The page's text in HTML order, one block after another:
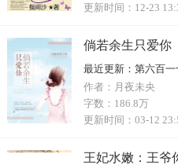
更新时间： 12-23
倘若余生只爱你
最近更新： 第六百一
作者： 月夜未央
字数： 186.8万
更新时间： 03-12
王妃水嫩：王爷